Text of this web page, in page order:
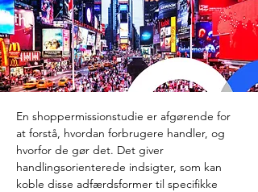
En shoppermissionstudie er afgørende for
at forstå, hvordan forbrugere handler, og
hvorfor de gør det. Det giver
handlingsorienterede indsigter, som kan
koble disse adfærdsformer til specifikke